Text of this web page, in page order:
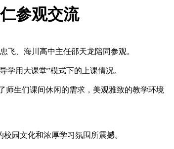
参观交流
飞、海川高中主任邵天龙陪同参观。
用大课堂”模式下的上课情况。
师生们课间休闲的需求，美观雅致的教学环境
园文化和浓厚学习氛围所震撼。